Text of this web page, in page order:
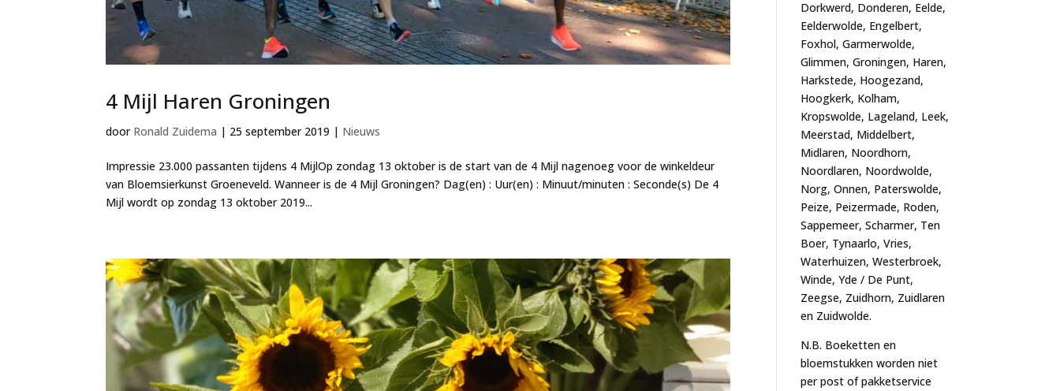
4 Mijl Haren Groningen
door Ronald Zuidema | 25 september 2019 | Nieuws
Impressie 23.000 passanten tijdens 4 MijlOp zondag 13 oktober is de start van de 4 Mijl nagenoeg voor de winkeldeur
van Bloemsierkunst Groeneveld. Wanneer is de 4 Mijl Groningen? Dag(en) : Uur(en) : Minuut/minuten : Seconde(s) De 4
Mijl wordt op zondag 13 oktober 2019...
Dorkwerd, Donderen, Eelde,
Eelderwolde, Engelbert,
Foxhol, Garmerwolde,
Glimmen, Groningen, Haren,
Harkstede, Hoogezand,
Hoogkerk, Kolham,
Kropswolde, Lageland, Leek,
Meerstad, Middelbert,
Midlaren, Noordhorn,
Noordlaren, Noordwolde,
Norg, Onnen, Paterswolde,
Peize, Peizermade, Roden,
Sappemeer, Scharmer, Ten
Boer, Tynaarlo, Vries,
Waterhuizen, Westerbroek,
Winde, Yde / De Punt,
Zeegse, Zuidhorn, Zuidlaren
en Zuidwolde.
N.B. Boeketten en
bloemstukken worden niet
per post of pakketservice